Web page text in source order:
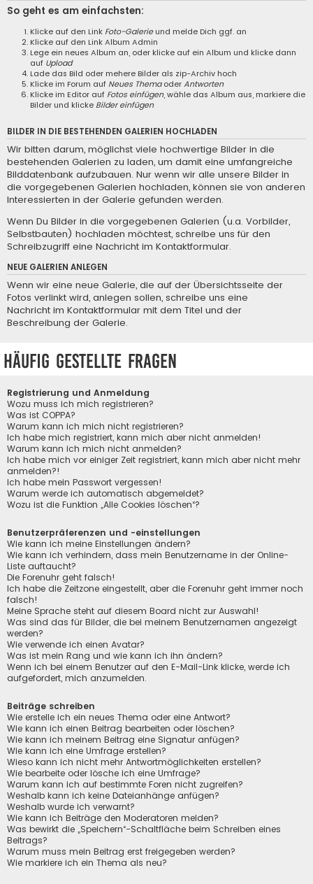
So geht es am einfachsten:
Klicke auf den Link Foto-Galerieund melde Dich ggf. an
Klicke auf den LinkAlbum Admin
Lege ein neues Album an, oder klicke auf ein Album und klicke dann
auf Upload
Lade das Bild oder mehere Bilder als zip-Archiv hoch
Klicke im Forum auf Neues ThemaoderAntworten
Klicke im Editor auf Fotos einfügen , wähle das Album aus, markiere die
Bilder und klicke Bilder einfügen
BILDER IN DIE BESTEHENDEN GALERIEN HOCHLADEN
Wir bitten darum, möglichst viele hochwertige Bilder in die
bestehenden Galerien zu laden, um damit eine umfangreiche
Bilddatenbank aufzubauen. Nur wenn wir alle unsere Bilder in
die vorgegebenen Galerien hochladen, können sie von anderen
Interessierten in der Galerie gefunden werden.
Wenn Du Bilder in die vorgegebenen Galerien (u.a. Vorbilder,
Selbstbauten) hochladen möchtest, schreibe uns für den
Schreibzugriff eine Nachricht im Kontaktformular.
NEUE GALERIEN ANLEGEN
Wenn wir eine neue Galerie, die auf der Übersichtsseite der
Fotos verlinkt wird, anlegen sollen, schreibe uns eine
Nachricht im Kontaktformular mit dem Titel und der
Beschreibung der Galerie.
Häufig gestellte Fragen
Registrierung und Anmeldung
Wozu muss ich mich registrieren?
Was ist COPPA?
Warum kann ich mich nicht registrieren?
Ich habe mich registriert, kann mich aber nicht anmelden!
Warum kann ich mich nicht anmelden?
Ich habe mich vor einiger Zeit registriert, kann mich aber nicht mehr
anmelden?!
Ich habe mein Passwort vergessen!
Warum werde ich automatisch abgemeldet?
Wozu ist die Funktion „Alle Cookies löschen“?
Benutzerpräferenzen und -einstellungen
Wie kann ich meine Einstellungen ändern?
Wie kann ich verhindern, dass mein Benutzername in der Online-
Liste auftaucht?
Die Forenuhr geht falsch!
Ich habe die Zeitzone eingestellt, aber die Forenuhr geht immer noch
falsch!
Meine Sprache steht auf diesem Board nicht zur Auswahl!
Was sind das für Bilder, die bei meinem Benutzernamen angezeigt
werden?
Wie verwende ich einen Avatar?
Was ist mein Rang und wie kann ich ihn ändern?
Wenn ich bei einem Benutzer auf den E-Mail-Link klicke, werde ich
aufgefordert, mich anzumelden.
Beiträge schreiben
Wie erstelle ich ein neues Thema oder eine Antwort?
Wie kann ich einen Beitrag bearbeiten oder löschen?
Wie kann ich meinem Beitrag eine Signatur anfügen?
Wie kann ich eine Umfrage erstellen?
Wieso kann ich nicht mehr Antwortmöglichkeiten erstellen?
Wie bearbeite oder lösche ich eine Umfrage?
Warum kann ich auf bestimmte Foren nicht zugreifen?
Weshalb kann ich keine Dateianhänge anfügen?
Weshalb wurde ich verwarnt?
Wie kann ich Beiträge den Moderatoren melden?
Was bewirkt die „Speichern“-Schaltfläche beim Schreiben eines
Beitrags?
Warum muss mein Beitrag erst freigegeben werden?
Wie markiere ich ein Thema als neu?